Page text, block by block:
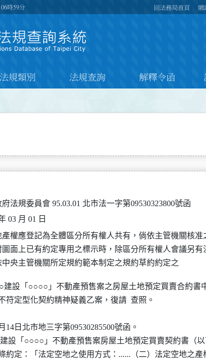
06時59分 回法務局首頁 網
法規類別 法規查詢 解釋令函
法規委員會 95.03.01 北市法一字第09530323800號函
03 月 01 日
產權應登記為全體區分所有權人共有，倘依主管機關核准
圖面上已有約定專用之標示時，除區分所有權人會議另有
央主管機關所定規約範本制定之規約草約約定之
建設「○○○○」不動產預售案之房屋土地預定買賣合約書
不符定型化契約精神疑義乙案，復請  查照。
14日北市地三字第09530285500號函。
設「○○○○」不動產預售案房屋土地預定買賣契約書（
條約定：「法定空地之使用方式：......（二）法定空地之